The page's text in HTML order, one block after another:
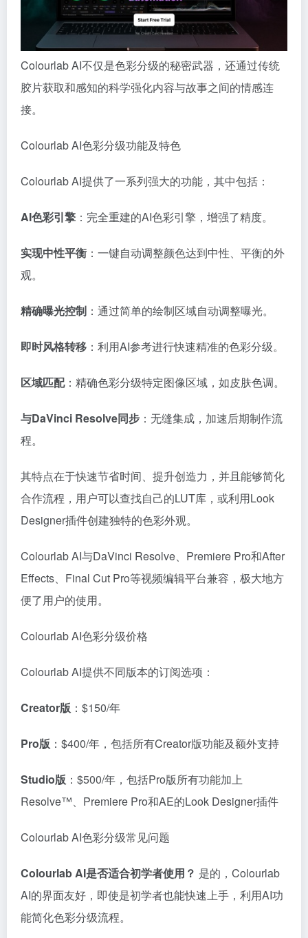
Colourlab AI不仅是色彩分级的秘密武器，还通过传统
胶片获取和感知的科学强化内容与故事之间的情感连
接。
Colourlab AI色彩分级功能及特色
Colourlab AI提供了一系列强大的功能，其中包括：
AI色彩引擎 ：完全重建的AI色彩引擎，增强了精度。
实现中性平衡 ：一键自动调整颜色达到中性、平衡的外
观。
精确曝光控制 ：通过简单的绘制区域自动调整曝光。
即时风格转移 ：利用AI参考进行快速精准的色彩分级。
区域匹配：精确色彩分级特定图像区域，如皮肤色调。
与DaVinci Resolve同步 ：无缝集成，加速后期制作流
程。
其特点在于快速节省时间、提升创造力，并且能够简化
合作流程，用户可以查找自己的LUT库，或利用Look
Designer插件创建独特的色彩外观。
Colourlab AI与DaVinci Resolve、Premiere Pro和After
Effects、Final Cut Pro等视频编辑平台兼容，极大地方
便了用户的使用。
Colourlab AI色彩分级价格
Colourlab AI提供不同版本的订阅选项：
Creator版 ：$150/年
Pro版 ：$400/年，包括所有Creator版功能及额外支持
Studio版 ：$500/年，包括Pro版所有功能加上
Resolve™、Premiere Pro和AE的Look Designer插件
Colourlab AI色彩分级常见问题
Colourlab AI是否适合初学者使用？ 是的，Colourlab
AI的界面友好，即使是初学者也能快速上手，利用AI功
能简化色彩分级流程。